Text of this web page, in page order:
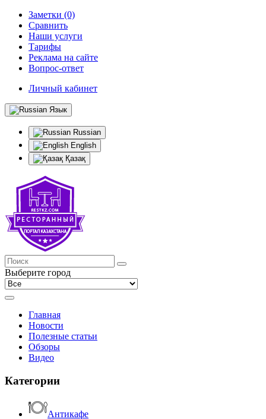
Заметки (0)
Сравнить
Наши услуги
Тарифы
Реклама на сайте
Вопрос-ответ
Личный кабинет
Язык
Russian
English
Қазақ
Выберите город
Главная
Новости
Полезные статьи
Обзоры
Видео
Категории
Антикафе